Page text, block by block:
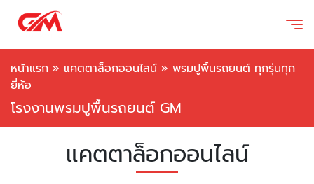
หน้าแรก » แคตตาล็อกออนไลน์ » พรมปูพื้นรถยนต์ ทุกรุ่นทุก
ยี่ห้อ
โรงงานพรมปูพื้นรถยนต์ GM
แคตตาล็อกออนไลน์